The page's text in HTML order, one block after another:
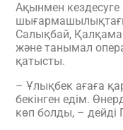
Ақынмен
Салықбай,
және танымал
қатысты.
– Ұлықбек ағаға
бекінген едім.
көп болды, – дейді